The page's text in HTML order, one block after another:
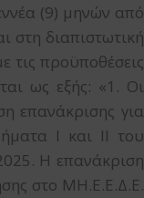
(9) μηνών από
στη διαπιστωτική
τις προϋποθέσεις
ως εξής: «1. Οι
επανάκρισης για
Ι και II του
Η επανάκριση
στο ΜΗ.Ε.Ε.Δ.Ε.